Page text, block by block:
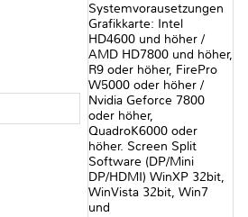
Systemvorausetzungen
Grafikkarte: Intel
HD4600 und höher /
AMD HD7800 und höher,
R9 oder höher, FirePro
W5000 oder höher /
Nvidia Geforce 7800
oder höher,
QuadroK6000 oder
höher. Screen Split
Software (DP/Mini
DP/HDMI) WinXP 32bit,
WinVista 32bit, Win7
und